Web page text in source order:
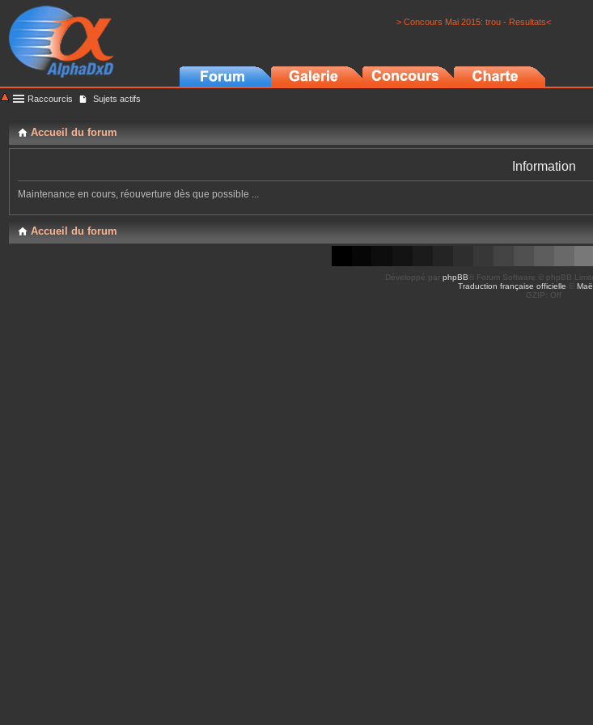
> Concours Mai 2015: trou - Resultats<
Raccourcis Sujets actifs
Accueil du forum
Information
Maintenance en cours, réouverture dès que possible ...
Accueil du forum
Développé par phpBB ® Forum Software © phpBB
Traduction française officielle
GZIP: Off